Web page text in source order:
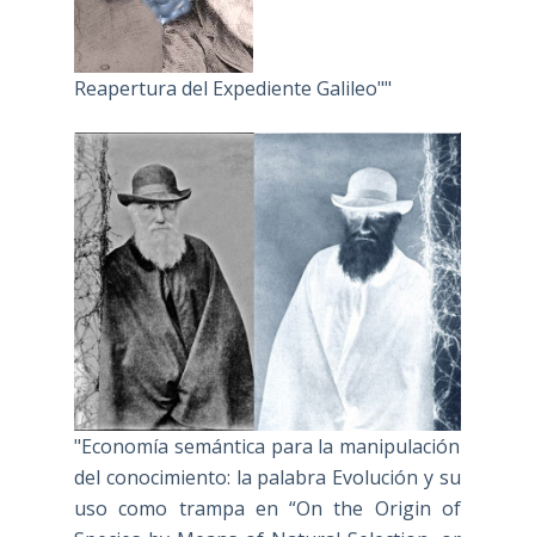
Reapertura del Expediente Galileo""
"Economía semántica para la manipulación
del conocimiento: la palabra Evolución y su
uso como trampa en “On the Origin of